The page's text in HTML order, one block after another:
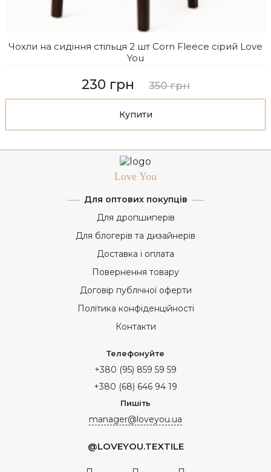
Чохли на сидіння стільця 2 шт Corn Fleece сірий Love
You
230 грн 350 грн
Купити
Love You
Для оптових покупців
Для дропшиперів
Для блогерів та дизайнерів
Доставка і оплата
Повернення товару
Договір публічної оферти
Політика конфіденційності
Контакти
Телефонуйте
+380 (95) 859 59 59
+380 (68) 646 94 19
Пишіть
manager@loveyou.ua
@LOVEYOU.TEXTILE